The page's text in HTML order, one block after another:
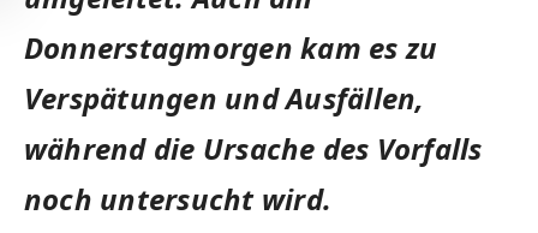
Donnerstagmorgen kam es zu
Verspätungen und Ausfällen,
während die Ursache des Vorfalls
noch untersucht wird.